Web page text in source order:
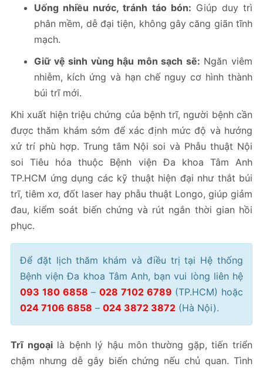
Uống nhiều nước, tránh táo bón: Giúp duy trì
phân mềm, dễ đại tiện, không gây căng giãn tĩnh
mạch.
Giữ vệ sinh vùng hậu môn sạch sẽ: Ngăn viêm
nhiễm, kích ứng và hạn chế nguy cơ hình thành
búi trĩ mới.
Khi xuất hiện triệu chứng của bệnh trĩ, người bệnh cần
được thăm khám sớm để xác định mức độ và hướng
xử trí phù hợp. Trung tâm Nội soi và Phẫu thuật Nội
soi Tiêu hóa thuộc Bệnh viện Đa khoa Tâm Anh
TP.HCM ứng dụng các kỹ thuật hiện đại như thắt búi
trĩ, tiêm xơ, đốt laser hay phẫu thuật Longo, giúp giảm
đau, kiểm soát biến chứng và rút ngắn thời gian hồi
phục.
Để đặt lịch thăm khám và điều trị tại Hệ thống
Bệnh viện Đa khoa Tâm Anh, bạn vui lòng liên hệ
093 180 6858 – 028 7102 6789 (TP.HCM) hoặc
024 7106 6858 – 024 3872 3872 (Hà Nội).
Trĩ ngoạilà bệnh lý hậu môn thường gặp, tiến triển
chậm nhưng dễ gây biến chứng nếu chủ quan. Tình